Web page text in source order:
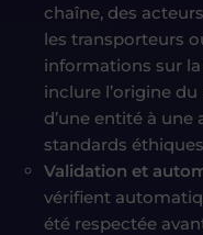
chaîne, des
les transporteurs
informations sur
inclure l’origine
d’une entité à
standards
Validation et
vérifient
été respectée